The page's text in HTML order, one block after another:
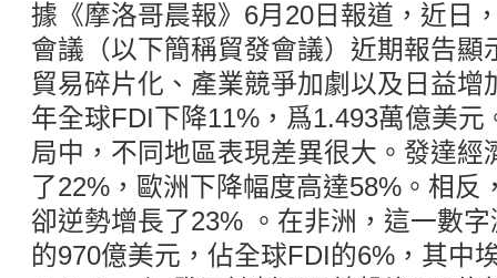
據《摩洛哥晨報》6月20日報道，近日
會議（以下簡稱貿發會議）近期報告顯
貿易碎片化、產業競爭加劇以及日益增
年全球FDI下降11%，爲1.493萬億美
局中，不同地區表現差異很大。發達經
了22%，歐洲下降幅度高達58%。相反
卻逆勢增長了23% 。在非洲，這一數
的970億美元，佔全球FDI的6%，其中